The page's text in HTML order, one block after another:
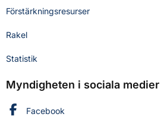
Förstärkningsresurser
Rakel
Statistik
Myndigheten i sociala medier
Myndigheten för civilt försvar på
Facebook